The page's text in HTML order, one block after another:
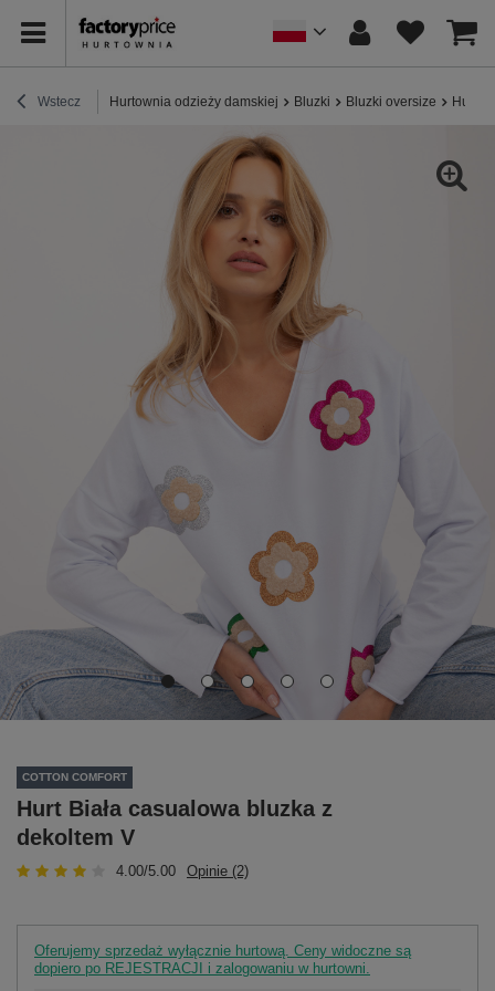
Wstecz Hurtownia odzieży damskiej Bluzki Bluzki oversize Hurt
COTTON COMFORT
Hurt Biała casualowa bluzka z
dekoltem V
4.00/5.00 Opinie (2)
Oferujemy sprzedaż wyłącznie hurtową. Ceny widoczne są
dopiero po REJESTRACJI i zalogowaniu w hurtowni.